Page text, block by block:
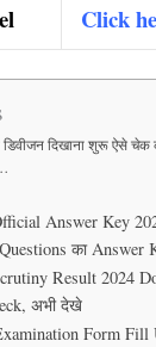
Click
दिखाना शुरू ऐसे चेक
Answer Key
का Answer
Result 2024
अभी देखे
Form Fill